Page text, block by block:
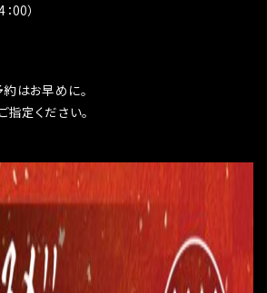
00）
はお早めに。
定ください。